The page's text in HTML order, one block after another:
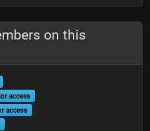
on this
access
access